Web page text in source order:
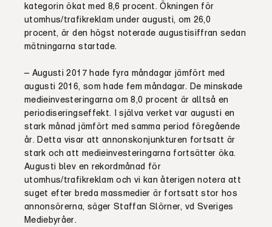
kategorin ökat med 8,6 procent. Ökningen för
utomhus/trafikreklam under augusti, om 26,0
procent, är den högst noterade augustisiffran sedan
mätningarna startade.
– Augusti 2017 hade fyra måndagar jämfört med
augusti 2016, som hade fem måndagar. De minskade
medieinvesteringarna om 8,0 procent är alltså en
periodiseringseffekt. I själva verket var augusti en
stark månad jämfört med samma period föregående
år. Detta visar att annonskonjunkturen fortsatt är
stark och att medieinvesteringarna fortsätter öka.
Augusti blev en rekordmånad för
utomhus/trafikreklam och vi kan återigen notera att
suget efter breda massmedier är fortsatt stor hos
annonsörerna, säger Staffan Slörner, vd Sveriges
Mediebyråer.